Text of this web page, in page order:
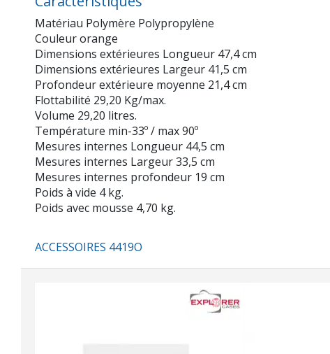
Matériau Polymère Polypropylène
Couleur orange
Dimensions extérieures Longueur 47,4 cm
Dimensions extérieures Largeur 41,5 cm
Profondeur extérieure moyenne 21,4 cm
Flottabilité 29,20 Kg/max.
Volume 29,20 litres.
Température min-33º / max 90º
Mesures internes Longueur 44,5 cm
Mesures internes Largeur 33,5 cm
Mesures internes profondeur 19 cm
Poids à vide 4 kg.
Poids avec mousse 4,70 kg.
ACCESSOIRES 4419O